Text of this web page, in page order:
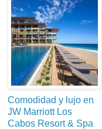
Comodidad y lujo en
JW Marriott Los
Cabos Resort & Spa